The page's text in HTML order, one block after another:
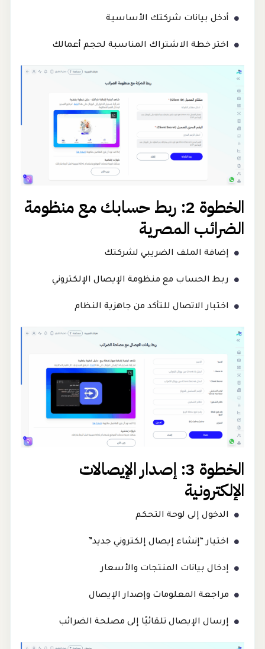
أدخل بيانات شركتك الأساسية
اختر خطة الاشتراك المناسبة لحجم أعمالك
الخطوة 2: ربط حسابك مع منظومة
الضرائب المصرية
إضافة الملف الضريبي لشركتك
ربط الحساب مع منظومة الإيصال الإلكتروني
اختبار الاتصال للتأكد من جاهزية النظام
الخطوة 3: إصدار الإيصالات
الإلكترونية
الدخول إلى لوحة التحكم
اختيار “إنشاء إيصال إلكتروني جديد”
إدخال بيانات المنتجات والأسعار
مراجعة المعلومات وإصدار الإيصال
إرسال الإيصال تلقائيًا إلى مصلحة الضرائب